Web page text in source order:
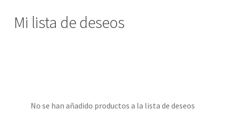
Mi lista de deseos
No se han añadido productos a la lista de deseos